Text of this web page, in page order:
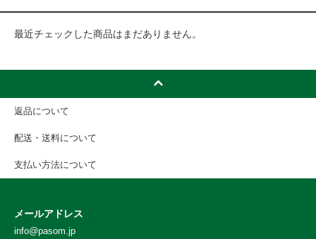
最近チェックした商品はまだありません。
返品について
配送・送料について
支払い方法について
メールアドレス
info@pasom.jp